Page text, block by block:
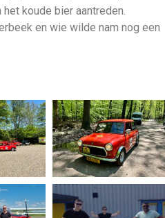
koude bier aantreden.
en wie wilde nam nog een